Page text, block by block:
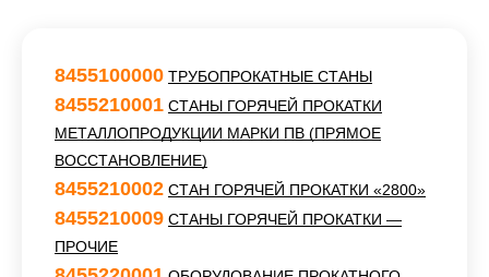
8455100000 ТРУБОПРОКАТНЫЕ СТАНЫ
8455210001 СТАНЫ ГОРЯЧЕЙ ПРОКАТКИ
МЕТАЛЛОПРОДУКЦИИ МАРКИ ПВ (ПРЯМОЕ
ВОССТАНОВЛЕНИЕ)
8455210002 СТАН ГОРЯЧЕЙ ПРОКАТКИ «2800»
8455210009 СТАНЫ ГОРЯЧЕЙ ПРОКАТКИ —
ПРОЧИЕ